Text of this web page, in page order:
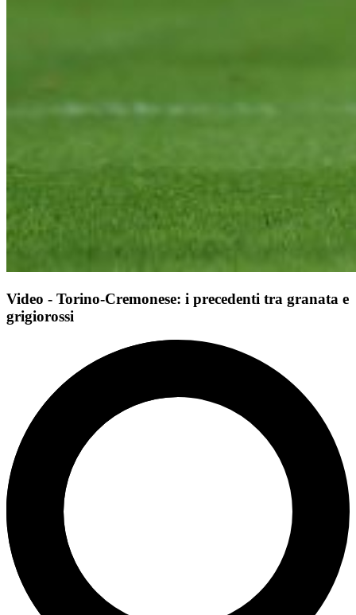
Video - Torino-Cremonese: i precedenti tra granata e
grigiorossi